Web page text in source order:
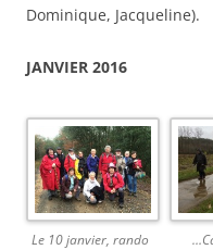
Dominique, Jacqueline).
JANVIER 2016
Le 10 janvier, rando